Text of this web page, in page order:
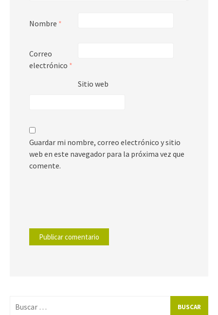
Nombre *
Correo
electrónico *
Sitio web
Guardar mi nombre, correo electrónico y sitio
web en este navegador para la próxima vez que
comente.
por: